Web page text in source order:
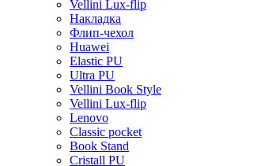
Vellini Lux-flip
Накладка
Флип-чехол
Huawei
Elastic PU
Ultra PU
Vellini Book Style
Vellini Lux-flip
Lenovo
Classic pocket
Book Stand
Cristall PU